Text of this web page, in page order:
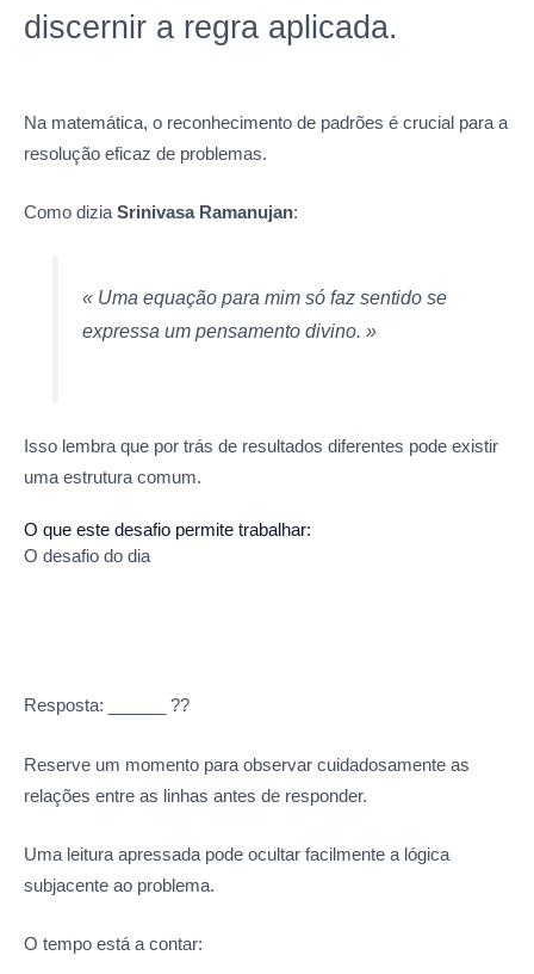
discernir a regra aplicada.
Na matemática, o reconhecimento de padrões é crucial para a
resolução eficaz de problemas.
Como diziaSrinivasa Ramanujan:
« Uma equação para mim só faz sentido se
expressa um pensamento divino. »
Isso lembra que por trás de resultados diferentes pode existir
uma estrutura comum.
O que este desafio permite trabalhar:
O desafio do dia
Resposta: ______ ??
Reserve um momento para observar cuidadosamente as
relações entre as linhas antes de responder.
Uma leitura apressada pode ocultar facilmente a lógica
subjacente ao problema.
O tempo está a contar: